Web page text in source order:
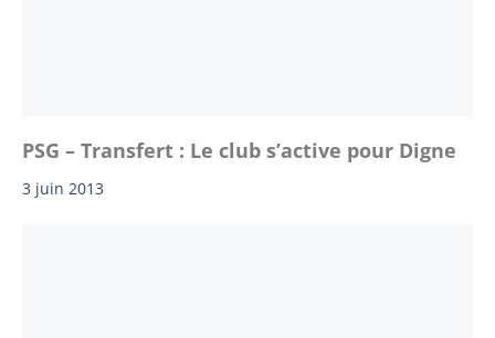
PSG – Transfert : Le club s’active pour Digne
3 juin 2013